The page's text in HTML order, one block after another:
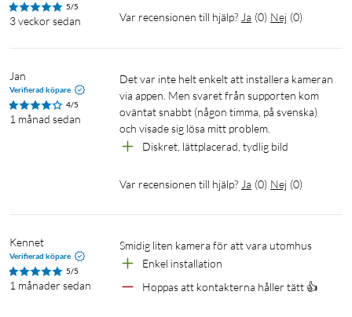
Anslutning: Wi-fi (2,4 GHz)
Användningstemperatur: -20°C - 45°C
IP-klass: IP66
Mått: 67x57x64 mm
Säkerhet: 128 Bit AES-kryptering, WPA, WPA2-PSK
Levereras med nätadapter och installationsmaterial
Trådlös kamera Minneskortsinspelning
5/5
3 veckor sedan Var recensionen till hjälp? Ja (0) Nej (0)
Jan
Verifierad köpare
4/5
1 månad sedan
Det var inte helt enkelt att installera kameran
via appen. Men svaret från supporten kom
oväntat snabbt (någon timma, på svenska)
och visade sig lösa mitt problem.
Diskret, lättplacerad, tydlig bild
Var recensionen till hjälp? Ja (0) Nej (0)
Kennet
Verifierad köpare
5/5
1 månader sedan
Smidig liten kamera för att vara utomhus
Enkel installation
Hoppas att kontakterna håller tätt 👍